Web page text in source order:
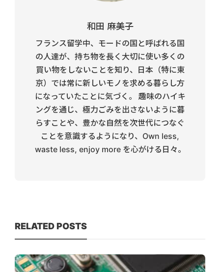
和田 麻美子
フランス留学中、モードの国と呼ばれる国
の人達が、持ち物を長く大切に使い多くの
買い物をしないことを知り、日本（特に東
京）では常に新しいモノを求める暮らし方
になっていたことに気づく。 趣味のハイキ
ングを通じ、極力ごみを出さないように暮
らすことや、豊かな自然を次世代につなぐ
ことを意識するようになり、Own less,
waste less, enjoy more を心がける日々。
RELATED POSTS